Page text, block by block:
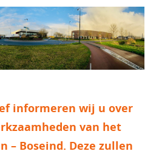
informeren wij u over
van het
– Boseind. Deze zullen